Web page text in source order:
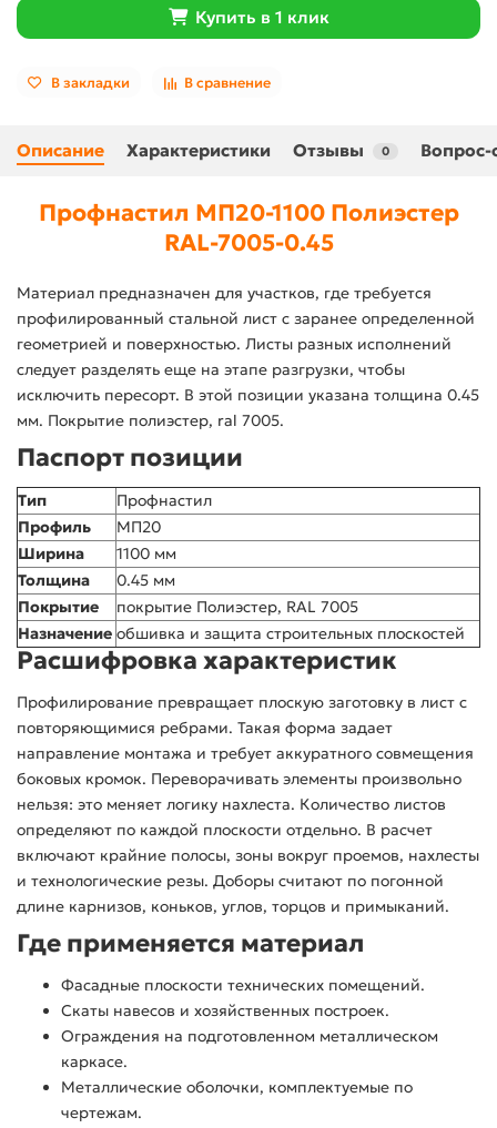
Купить в 1 клик
В закладки В сравнение
Описание Характеристики Отзывы 0 Вопрос-
Профнастил МП20-1100 Полиэстер
RAL-7005-0.45
Материал предназначен для участков, где требуется
профилированный стальной лист с заранее определенной
геометрией и поверхностью. Листы разных исполнений
следует разделять еще на этапе разгрузки, чтобы
исключить пересорт. В этой позиции указана толщина 0.45
мм. Покрытие полиэстер, ral 7005.
Паспорт позиции
Тип
Профнастил
Профиль
МП20
Ширина
1100 мм
Толщина
0.45 мм
Покрытие
покрытие Полиэстер, RAL 7005
Назначение обшивка и защита строительных плоскостей
Расшифровка характеристик
Профилирование превращает плоскую заготовку в лист с
повторяющимися ребрами. Такая форма задает
направление монтажа и требует аккуратного совмещения
боковых кромок. Переворачивать элементы произвольно
нельзя: это меняет логику нахлеста. Количество листов
определяют по каждой плоскости отдельно. В расчет
включают крайние полосы, зоны вокруг проемов, нахлесты
и технологические резы. Доборы считают по погонной
длине карнизов, коньков, углов, торцов и примыканий.
Где применяется материал
Фасадные плоскости технических помещений.
Скаты навесов и хозяйственных построек.
Ограждения на подготовленном металлическом
каркасе.
Металлические оболочки, комплектуемые по
чертежам.